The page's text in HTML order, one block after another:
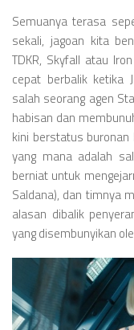
Semuanya terasa
sekali, jagoan kita
TDKR, Skyfall atau
cepat berbalik ketika
salah seorang agen
habisan dan
kini berstatus buronan
yang mana adalah
berniat untuk
Saldana), dan timnya
alasan dibalik
yang disembunyikan